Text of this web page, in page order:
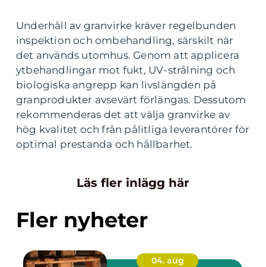
Underhåll av granvirke kräver regelbunden
inspektion och ombehandling, särskilt när
det används utomhus. Genom att applicera
ytbehandlingar mot fukt, UV-strålning och
biologiska angrepp kan livslängden på
granprodukter avsevärt förlängas. Dessutom
rekommenderas det att välja granvirke av
hög kvalitet och från pålitliga leverantörer för
optimal prestanda och hållbarhet.
Läs fler inlägg här
Fler nyheter
04. aug